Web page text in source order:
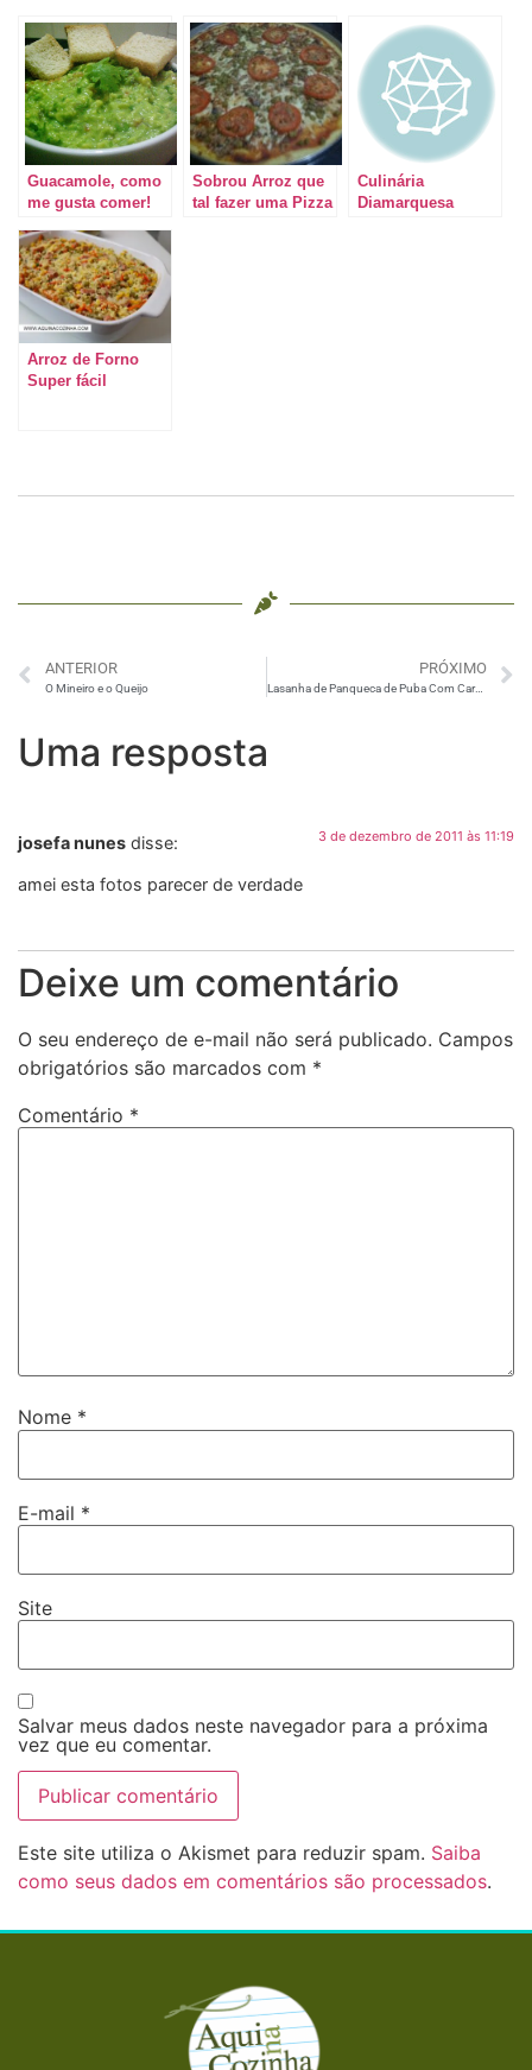
Guacamole, como
me gusta comer!
Sobrou Arroz que
tal fazer uma Pizza
Culinária
Diamarquesa
Arroz de Forno
Super fácil
ANTERIOR
O Mineiro e o Queijo
PRÓXIMO
Lasanha de Panqueca de Puba Com Carne Seca
Uma resposta
josefa nunes disse: 3 de dezembro de 2011 às 11:19
amei esta fotos parecer de verdade
Deixe um comentário
O seu endereço de e-mail não será publicado. Campos
obrigatórios são marcados com *
Comentário *
Nome *
E-mail *
Site
Salvar meus dados neste navegador para a próxima
vez que eu comentar.
Este site utiliza o Akismet para reduzir spam. Saiba
como seus dados em comentários são processados.